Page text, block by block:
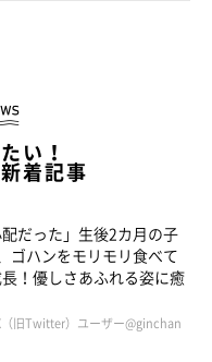
が玉にキズ』といえる
生命体ですね」
い！
着記事
配だった」生後2カ月の子
ゴハンをモリモリ食べて
！優しさあふれる姿に癒
旧Twitter）ユーザー@ginchan